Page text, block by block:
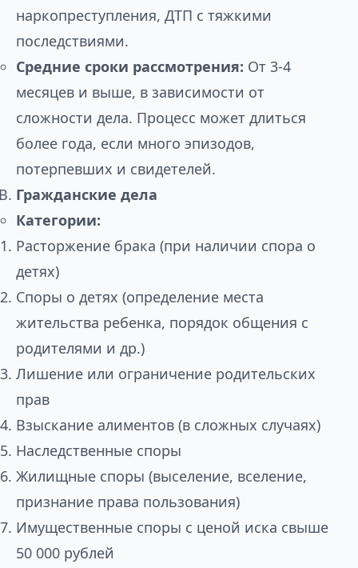
наркопреступления, ДТП с тяжкими
последствиями.
Средние сроки рассмотрения: От 3-4
месяцев и выше, в зависимости от
сложности дела. Процесс может длиться
более года, если много эпизодов,
потерпевших и свидетелей.
Гражданские дела
Категории:
Расторжение брака (при наличии спора о
детях)
Споры о детях (определение места
жительства ребенка, порядок общения с
родителями и др.)
Лишение или ограничение родительских
прав
Взыскание алиментов (в сложных случаях)
Наследственные споры
Жилищные споры (выселение, вселение,
признание права пользования)
Имущественные споры с ценой иска свыше
50 000 рублей